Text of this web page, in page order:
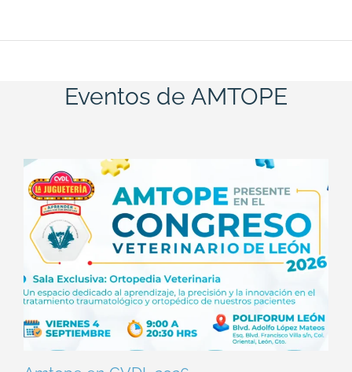
Eventos de AMTOPE